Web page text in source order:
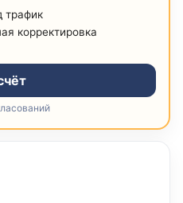
трафик
корректировка